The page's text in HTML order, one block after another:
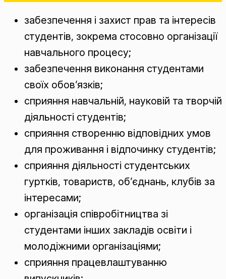
забезпечення і захист прав та інтересів
студентів, зокрема стосовно організації
навчального процесу;
забезпечення виконання студентами
своїх обов’язків;
сприяння навчальній, науковій та творчій
діяльності студентів;
сприяння створенню відповідних умов
для проживання і відпочинку студентів;
сприяння діяльності студентських
гуртків, товариств, об’єднань, клубів за
інтересами;
організація співробітництва зі
студентами інших закладів освіти і
молодіжними організаціями;
сприяння працевлаштуванню